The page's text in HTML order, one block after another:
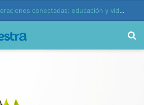
Edición 37 – Generaciones conectadas: educación y vida en la era de la IA